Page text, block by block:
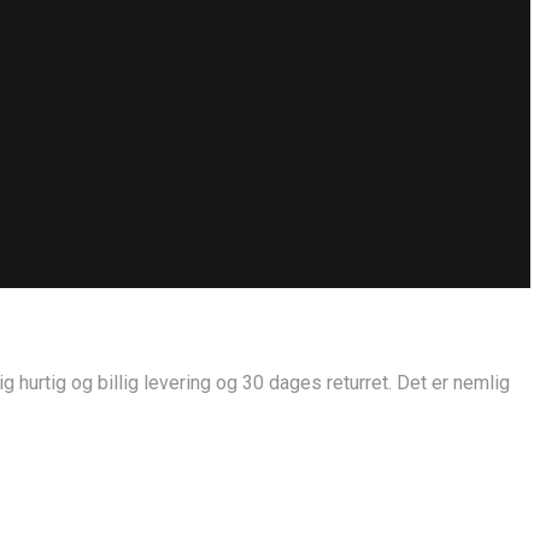
hurtig og billig levering og 30 dages returret. Det er nemlig